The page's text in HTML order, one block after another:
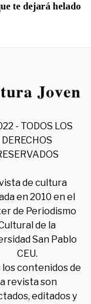
te dejará helado
- TODOS LOS
DERECHOS
de cultura
en 2010 en el
de Periodismo
de la
San Pablo
CEU.
los contenidos de
la revista son
editados y